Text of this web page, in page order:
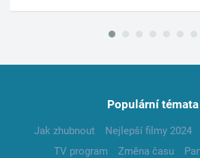
Populární témata
Jak zhubnout Nejlepší filmy 2024
TV program
Změna času